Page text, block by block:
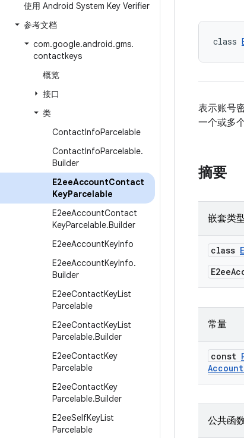
使用 Android System Key Verifier
参考文档
com.google.android.gms.
contactkeys
概览
接口
类
ContactInfoParcelable
ContactInfoParcelable.
Builder
E2eeAccountContact
KeyParcelable
E2eeAccountContact
KeyParcelable.Builder
E2eeAccountKeyInfo
E2eeAccountKeyInfo.
Builder
E2eeContactKeyList
Parcelable
E2eeContactKeyList
Parcelable.Builder
E2eeContactKey
Parcelable
E2eeContactKey
Parcelable.Builder
E2eeSelfKeyList
Parcelable
class
表示账号
一个或多
摘要
嵌套类
class
常量
const
Account
公共函